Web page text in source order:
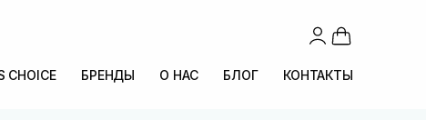
CHOICE БРЕНДЫ О НАС БЛОГ КОНТАКТЫ